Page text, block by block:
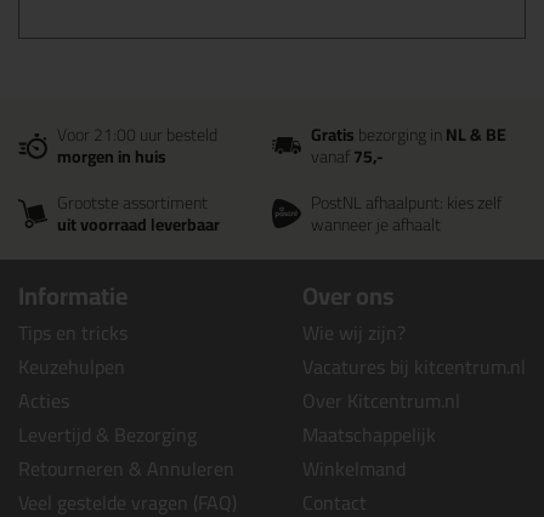
Voor 21:00 uur besteld
morgen in huis
Gratisbezorging inNL & BE
vanaf75,-
Grootste assortiment
uit voorraad leverbaar
PostNL afhaalpunt: kies zelf
wanneer je afhaalt
Informatie
Tips en tricks
Keuzehulpen
Acties
Levertijd & Bezorging
Retourneren & Annuleren
Veel gestelde vragen (FAQ)
Over ons
Wie wij zijn?
Vacatures bij kitcentrum.nl
Over Kitcentrum.nl
Maatschappelijk
Winkelmand
Contact